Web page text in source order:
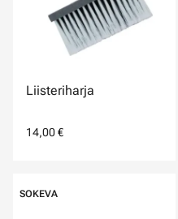
Liisteriharja
14,00 €
SOKEVA